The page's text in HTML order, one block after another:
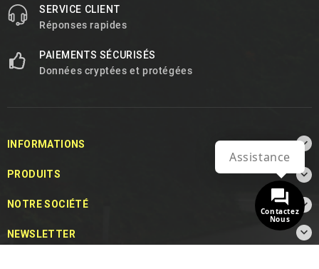
SERVICE CLIENT
Réponses rapides
PAIEMENTS SÉCURISÉS
Données cryptées et protégées
INFORMATIONS 
PRODUITS 
NOTRE SOCIÉTÉ 
NEWSLETTER 
Contactez
Nous
Assistance